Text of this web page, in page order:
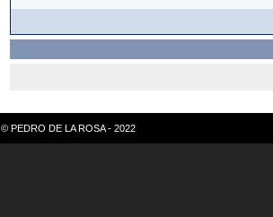
© PEDRO DE LA ROSA - 2022